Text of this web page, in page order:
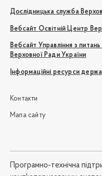
Дослідницька служба
Вебсайт Освітній Центр
Вебсайт Управління з
Верховної Ради України
Інформаційні ресурси
Контакти
Мапа сайту
Програмно-технічна